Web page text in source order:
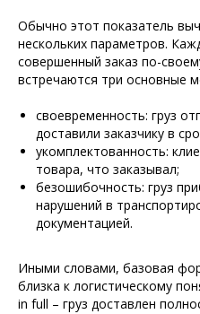
Обычно этот показатель
нескольких параметров.
совершенный заказ по-
встречаются три основные
своевременность: груз
доставили заказчику в
укомплектованность:
товара, что заказывал;
безошибочность: груз
нарушений в
документацией.
Иными словами, базовая
близка к логистическому
in full – груз доставлен